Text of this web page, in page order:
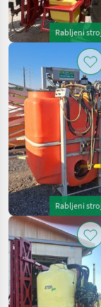
Rabljeni stroj
Rabljeni stroj